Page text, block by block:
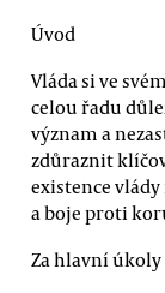
Úvod
Vláda si ve
celou řadu
význam a
zdůraznit
existence
a boje proti
Za hlavní